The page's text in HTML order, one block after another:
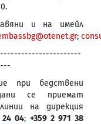
и на имейл
;
при бедствени
се приемат
на дирекция
24 04; +359 2 971 38